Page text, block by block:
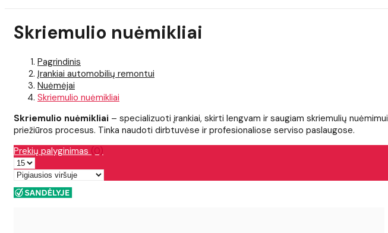
Skriemulio nuėmikliai
Pagrindinis
Įrankiai automobilių remontui
Nuėmėjai
Skriemulio nuėmikliai
Skriemulio nuėmikliai – specializuoti įrankiai, skirti lengvam ir saugiam skriemulių
priežiūros procesus. Tinka naudoti dirbtuvėse ir profesionaliose serviso paslaugose.
Prekių palyginimas (0)